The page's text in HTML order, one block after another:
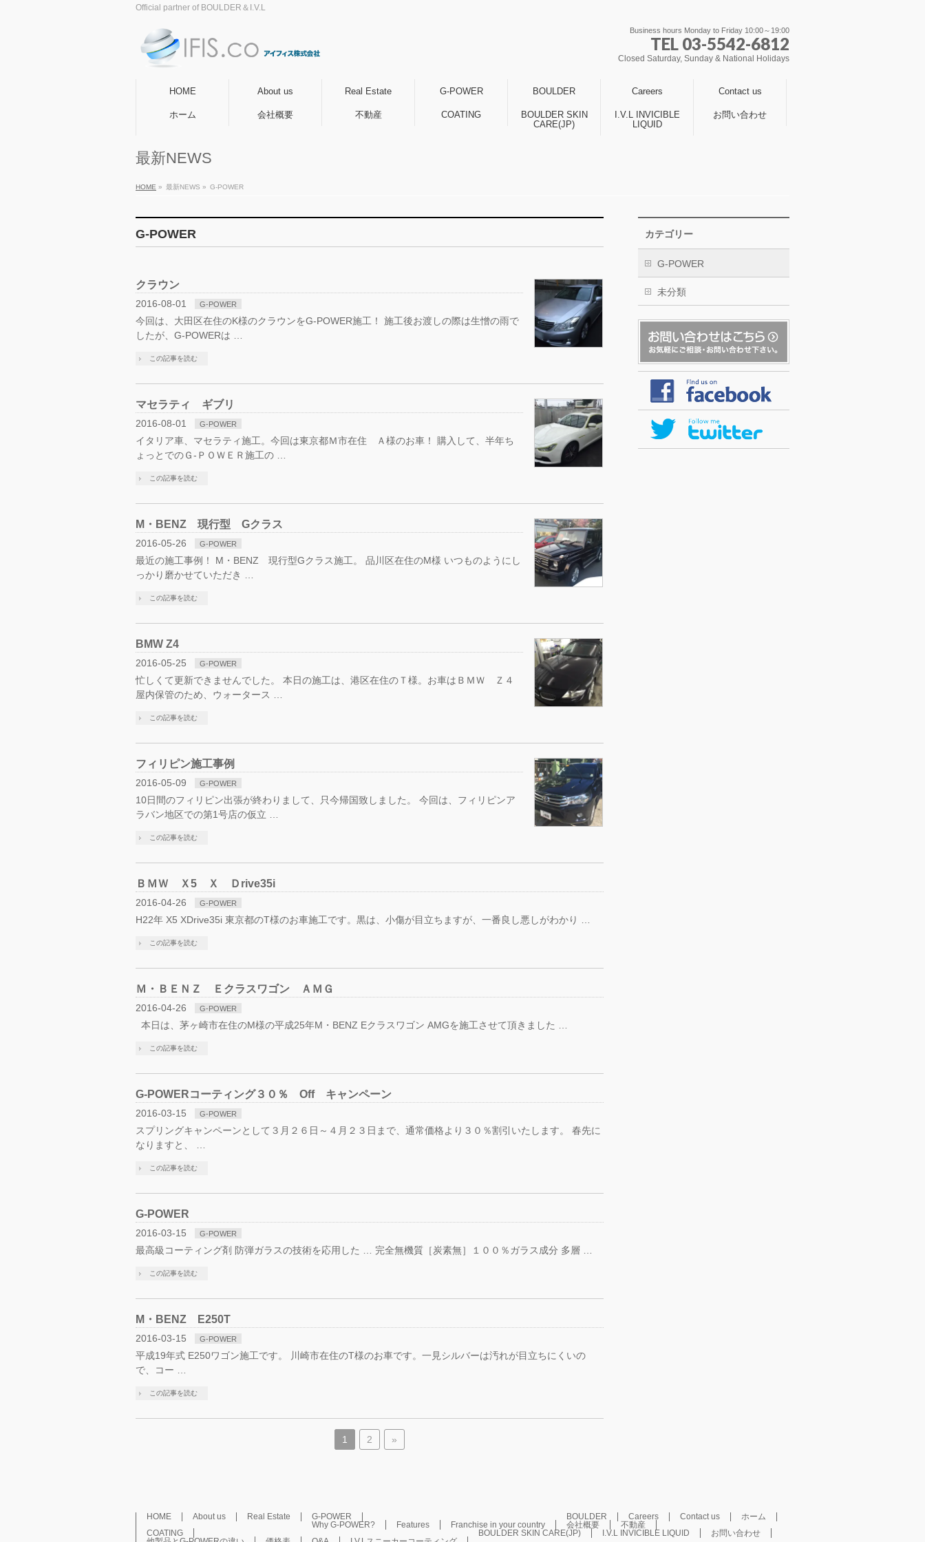
Official partner of BOULDER＆I.V.L
Business hours Monday to Friday 10:00～19:00
TEL 03-5542-6812
Closed Saturday, Sunday & National Holidays
HOME About us Real Estate G-POWER BOULDER Careers Contact us
ホーム 会社概要 不動産 COATING
BOULDER SKIN
CARE(JP)
I.V.L INVICIBLE
LIQUID
お問い合わせ
最新NEWS
HOME » 最新NEWS » G-POWER
G-POWER
クラウン
2016-08-01 G-POWER
今回は、大田区在住のK様のクラウンをG-POWER施工！ 施工後お渡しの際は生憎の雨で
したが、G-POWERは …
この記事を読む
マセラティ ギブリ
2016-08-01 G-POWER
イタリア車、マセラティ施工。今回は東京都Ｍ市在住 Ａ様のお車！ 購入して、半年ち
ょっとでのＧ-ＰＯＷＥＲ施工の …
この記事を読む
M・BENZ 現行型 Gクラス
2016-05-26 G-POWER
最近の施工事例！ M・BENZ 現行型Gクラス施工。 品川区在住のM様 いつものようにし
っかり磨かせていただき …
この記事を読む
BMW Z4
2016-05-25 G-POWER
忙しくて更新できませんでした。 本日の施工は、港区在住のＴ様。お車はＢＭＷ Ｚ４
屋内保管のため、ウォータース …
この記事を読む
フィリピン施工事例
2016-05-09 G-POWER
10日間のフィリピン出張が終わりまして、只今帰国致しました。 今回は、フィリピンア
ラバン地区での第1号店の仮立 …
この記事を読む
ＢＭＷ Ｘ5 Ｘ Ｄrive35i
2016-04-26 G-POWER
H22年 X5 XDrive35i 東京都のT様のお車施工です。黒は、小傷が目立ちますが、一番良し悪しがわかり …
この記事を読む
Ｍ・ＢＥＮＺ Ｅクラスワゴン ＡＭＧ
2016-04-26 G-POWER
本日は、茅ヶ崎市在住のM様の平成25年M・BENZ Eクラスワゴン AMGを施工させて頂きました …
この記事を読む
G-POWERコーティング３０％ Off キャンペーン
2016-03-15 G-POWER
スプリングキャンペーンとして３月２６日～４月２３日まで、通常価格より３０％割引いたします。 春先に
なりますと、 …
この記事を読む
G-POWER
2016-03-15 G-POWER
最高級コーティング剤 防弾ガラスの技術を応用した … 完全無機質［炭素無］１００％ガラス成分 多層 …
この記事を読む
M・BENZ E250T
2016-03-15 G-POWER
平成19年式 E250ワゴン施工です。 川崎市在住のT様のお車です。一見シルバーは汚れが目立ちにくいの
で、コー …
この記事を読む
1 2 »
カテゴリー
G-POWER
未分類
HOME About us Real Estate
G-POWER
Why G-POWER?
Features Franchise in your country
BOULDER Careers Contact us
ホーム
会社概要
不動産
COATING
BOULDER SKIN CARE(JP) I.V.L INVICIBLE LIQUID お問い合わせ